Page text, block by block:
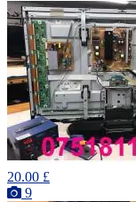
20.00 £
9